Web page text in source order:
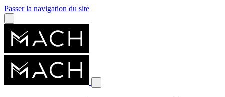
Passer la navigation du site